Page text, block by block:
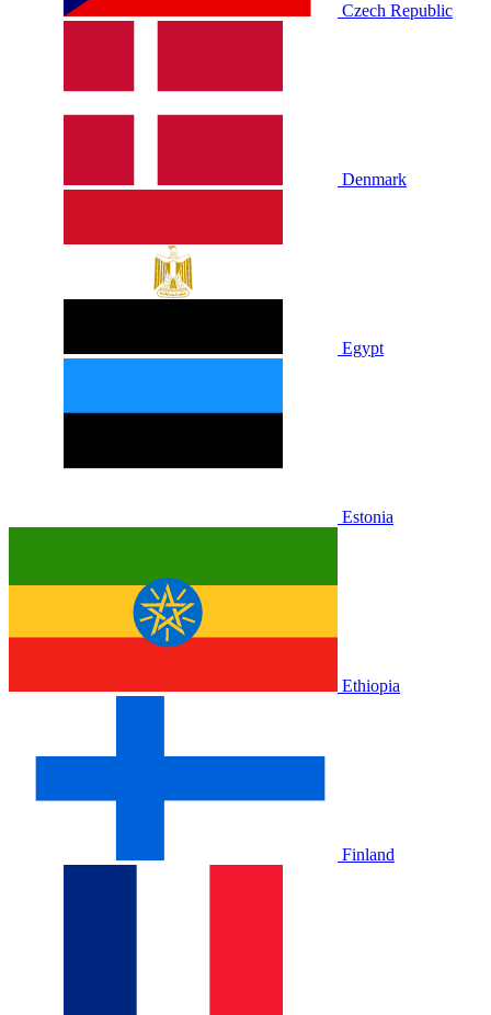
Czech Republic
Denmark
Egypt
Estonia
Ethiopia
Finland